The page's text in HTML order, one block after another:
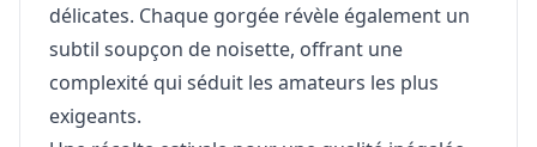
délicates. Chaque gorgée révèle également un
subtil soupçon de noisette, offrant une
complexité qui séduit les amateurs les plus
exigeants.